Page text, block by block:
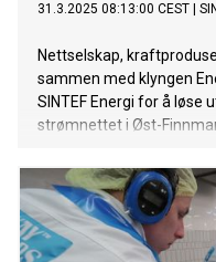
31.3.2025 08:13:00 CEST
Nettselskap,
sammen med klyngen
SINTEF Energi for å løse
strømnettet i Øst-